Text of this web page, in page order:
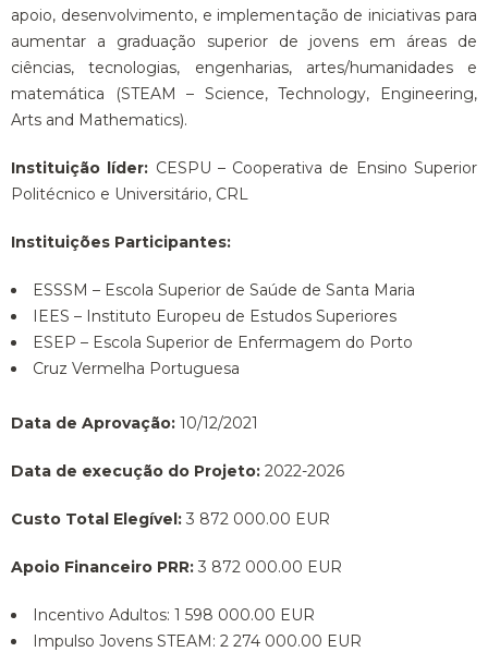
apoio, desenvolvimento, e implementação de iniciativas para
aumentar a graduação superior de jovens em áreas de
ciências, tecnologias, engenharias, artes/humanidades e
matemática (STEAM – Science, Technology, Engineering,
Arts and Mathematics).
Instituição líder: CESPU – Cooperativa de Ensino Superior
Politécnico e Universitário, CRL
Instituições Participantes:
ESSSM – Escola Superior de Saúde de Santa Maria
IEES – Instituto Europeu de Estudos Superiores
ESEP – Escola Superior de Enfermagem do Porto
Cruz Vermelha Portuguesa
Data de Aprovação: 10/12/2021
Data de execução do Projeto: 2022-2026
Custo Total Elegível: 3 872 000.00 EUR
Apoio Financeiro PRR: 3 872 000.00 EUR
Incentivo Adultos: 1 598 000.00 EUR
Impulso Jovens STEAM: 2 274 000.00 EUR